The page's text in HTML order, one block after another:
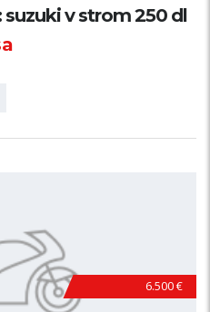
v strom 250 dl
6.500 €